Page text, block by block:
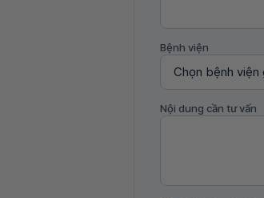
Bệnh viện
Nội dung cần tư vấn